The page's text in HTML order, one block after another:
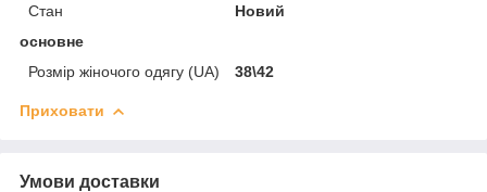
Стан
Новий
основне
Розмір жіночого одягу (UA)
38\42
Приховати
Умови доставки